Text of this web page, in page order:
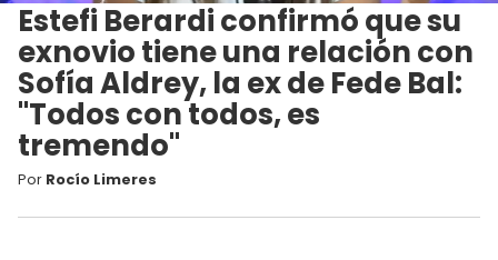
Estefi Berardi confirmó que su
exnovio tiene una relación con
Sofía Aldrey, la ex de Fede Bal:
"Todos con todos, es
tremendo"
Por Rocío Limeres